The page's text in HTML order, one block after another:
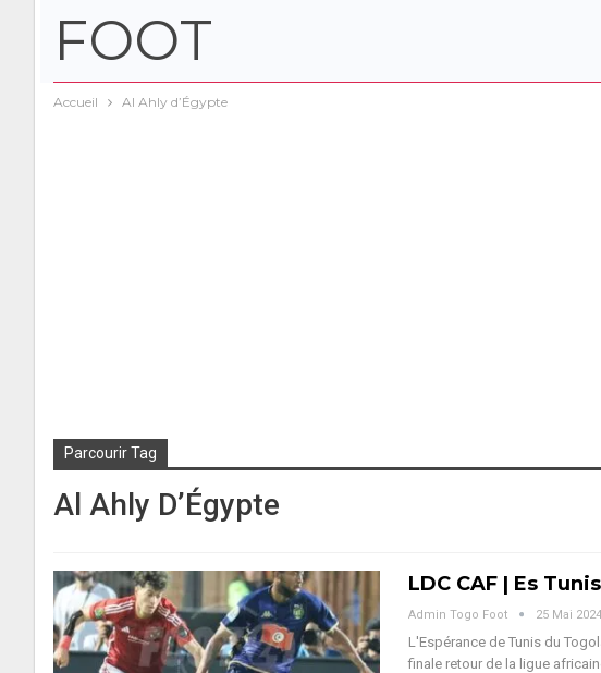
Accueil Al Ahly d’Égypte
Parcourir Tag
Al Ahly D’Égypte
LDC CAF | Es
Admin Togo Foot 25 Mai 2024
L'Espérance de Tunis du
finale retour de la ligue